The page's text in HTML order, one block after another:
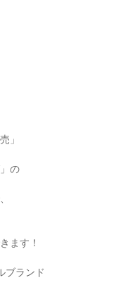
ブランド